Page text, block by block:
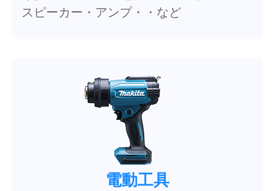
スピーカー・アンプ・・など
電動工具